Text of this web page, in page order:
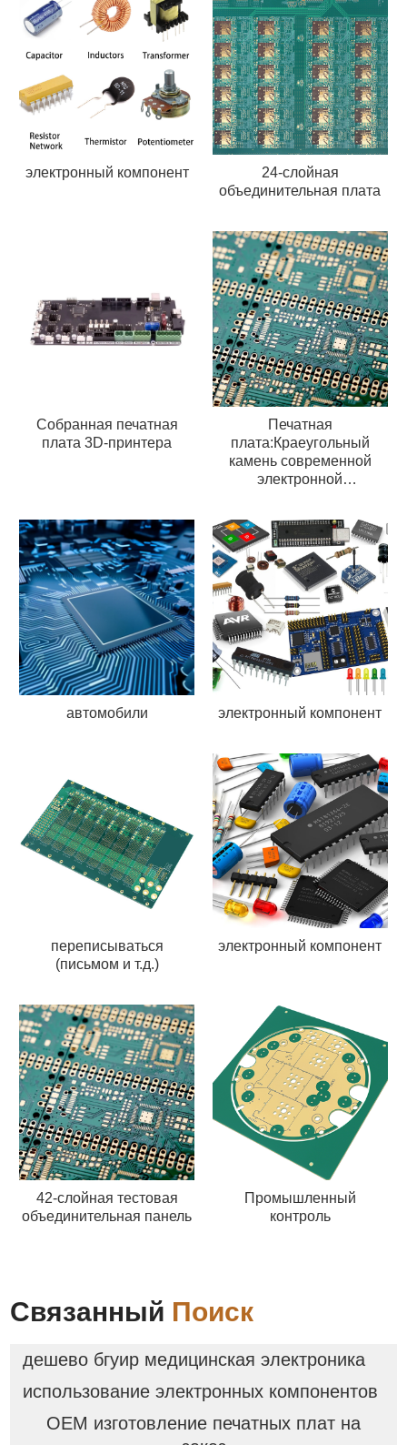
электронный компонент
24-слойная
объединительная плата
Собранная печатная
плата 3D-принтера
Печатная
плата:Краеугольный
камень современной
электронной
автомобили электронный компонент
переписываться
(письмом и т.д.)
электронный компонент
42-слойная тестовая
объединительная панель
Промышленный
контроль
Связанный Поиск
дешево бгуир медицинская электроника
использование электронных компонентов
OEM изготовление печатных плат на